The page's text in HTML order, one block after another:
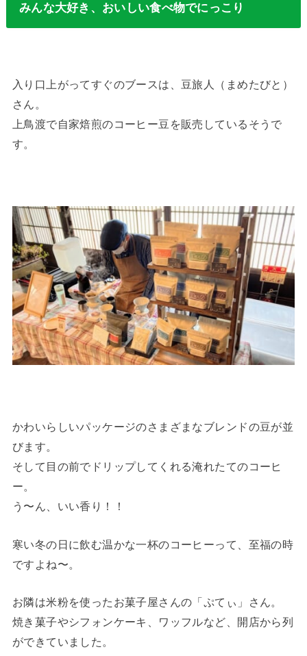
みんな大好き、おいしい食べ物でにっこり
入り口上がってすぐのブースは、豆旅人（まめたびと）
さん。
上鳥渡で自家焙煎のコーヒー豆を販売しているそうで
す。
かわいらしいパッケージのさまざまなブレンドの豆が並
びます。
そして目の前でドリップしてくれる淹れたてのコーヒ
ー。
う〜ん、いい香り！！
寒い冬の日に飲む温かな一杯のコーヒーって、至福の時
ですよね〜。
お隣は米粉を使ったお菓子屋さんの「ぷてぃ」さん。
焼き菓子やシフォンケーキ、ワッフルなど、開店から列
ができていました。